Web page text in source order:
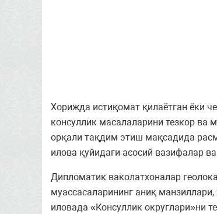
Хорижда истиқомат қилаётган ёки
консуллик масалаларини тезкор ва
орқали тақдим этиш мақсадида
илова қуйидаги асосий вазифалар
Дипломатик ваколатхоналар
муассасаларининг аниқ
иловада «Консуллик округлари»ни